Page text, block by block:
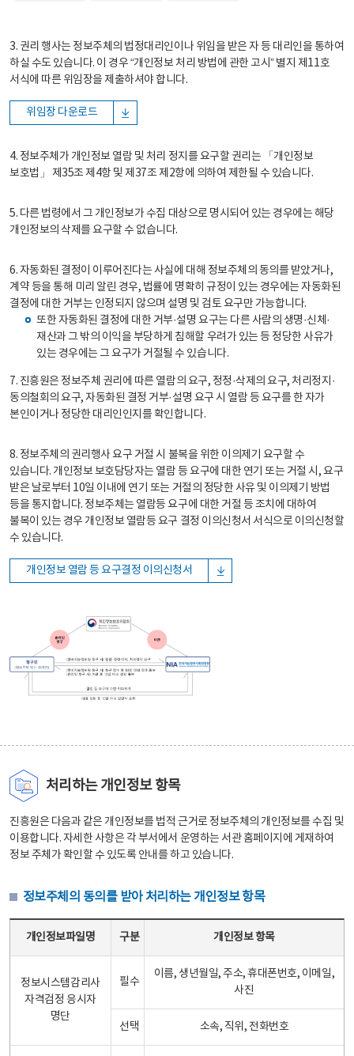
3. 권리 행사는 정보주체의 법정대리인이나 위임을 받은 자 등 대리인을 통하여
하실 수도 있습니다. 이 경우 “개인정보 처리 방법에 관한 고시” 별지 제11호
서식에 따른 위임장을 제출하셔야 합니다.
위임장 다운로드
4. 정보주체가 개인정보 열람 및 처리 정지를 요구할 권리는 「개인정보
보호법」 제35조 제4항 및 제37조 제2항에 의하여 제한될 수 있습니다.
5. 다른 법령에서 그 개인정보가 수집 대상으로 명시되어 있는 경우에는 해당
개인정보의 삭제를 요구할 수 없습니다.
6. 자동화된 결정이 이루어진다는 사실에 대해 정보주체의 동의를 받았거나,
계약 등을 통해 미리 알린 경우, 법률에 명확히 규정이 있는 경우에는 자동화된
결정에 대한 거부는 인정되지 않으며 설명 및 검토 요구만 가능합니다.
또한 자동화된 결정에 대한 거부·설명 요구는 다른 사람의 생명·신체·
재산과 그 밖의 이익을 부당하게 침해할 우려가 있는 등 정당한 사유가
있는 경우에는 그 요구가 거절될 수 있습니다.
7. 진흥원은 정보주체 권리에 따른 열람의 요구, 정정·삭제의 요구, 처리정지·
동의철회의 요구, 자동화된 결정 거부·설명 요구 시 열람 등 요구를 한 자가
본인이거나 정당한 대리인인지를 확인합니다.
8. 정보주체의 권리행사 요구 거절 시 불복을 위한 이의제기 요구할 수
있습니다. 개인정보 보호담당자는 열람 등 요구에 대한 연기 또는 거절 시, 요구
받은 날로부터 10일 이내에 연기 또는 거절의 정당한 사유 및 이의제기 방법
등을 통지합니다. 정보주체는 열람등 요구에 대한 거절 등 조치에 대하여
불복이 있는 경우 개인정보 열람등 요구 결정 이의신청서 서식으로 이의신청할
수 있습니다.
개인정보 열람 등 요구결정 이의신청서
처리하는 개인정보 항목
진흥원은 다음과 같은 개인정보를 법적 근거로 정보주체의 개인정보를 수집 및
이용합니다. 자세한 사항은 각 부서에서 운영하는 서관 홈페이지에 게재하여
정보 주체가 확인할 수 있도록 안내를 하고 있습니다.
정보주체의 동의를 받아 처리하는 개인정보 항목
개인정보파일명 구분 개인정보 항목
정보시스템감리사
자격검정 응시자
명단
필수
이름, 생년월일, 주소, 휴대폰번호, 이메일,
사진
선택 소속, 직위, 전화번호